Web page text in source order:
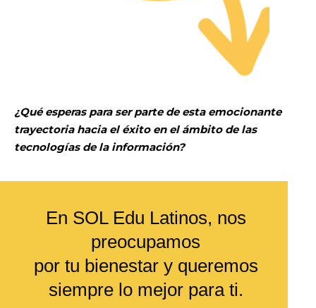
¿Qué esperas para ser parte de esta emocionante
trayectoria hacia el éxito en el ámbito de las
tecnologías de la información?
En SOL Edu Latinos, nos
preocupamos
por tu bienestar y queremos
siempre lo mejor para ti.